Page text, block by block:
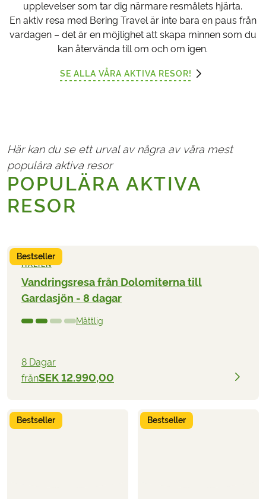
upplevelser som tar dig närmare resmålets hjärta.
En aktiv resa med Bering Travel är inte bara en paus från
vardagen – det är en möjlighet att skapa minnen som du
kan återvända till om och om igen.
SE ALLA VÅRA AKTIVA RESOR!
Bestseller
ITALIEN
Vandringsresa från Dolomiterna till
Gardasjön - 8 dagar
Måttlig
8 Dagar
frånSEK 12.990,00
Här kan du se ett urval av några av våra mest
populära aktiva resor
POPULÄRA AKTIVA
RESOR
Bestseller Bestseller